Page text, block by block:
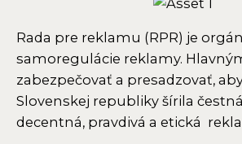
Rada pre reklamu (RPR) je
samoregulácie reklamy.
zabezpečovať a presadzovať,
Slovenskej republiky šírila
decentná, pravdivá a etická